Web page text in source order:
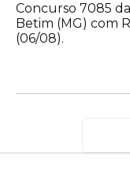
Concurso 7085
Betim (MG) com
(06/08).